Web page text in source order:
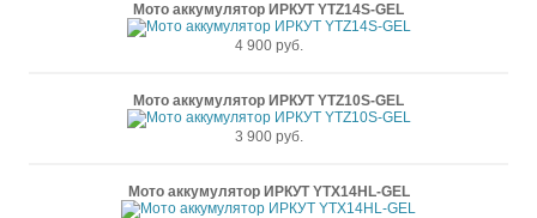
Мото аккумулятор ИРКУТ YTZ14S-GEL
4 900 руб.
Мото аккумулятор ИРКУТ YTZ10S-GEL
3 900 руб.
Мото аккумулятор ИРКУТ YTX14HL-GEL